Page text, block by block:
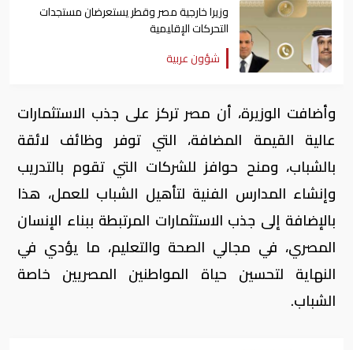
وزيرا خارجية مصر وقطر يستعرضان مستجدات
التحركات الإقليمية
شؤون عربية
وأضافت الوزيرة، أن مصر تركز على جذب الاستثمارات
عالية القيمة المضافة، التي توفر وظائف لائقة
بالشباب، ومنح حوافز للشركات التي تقوم بالتدريب
وإنشاء المدارس الفنية لتأهيل الشباب للعمل، هذا
بالإضافة إلى جذب الاستثمارات المرتبطة ببناء الإنسان
المصري، في مجالي الصحة والتعليم، ما يؤدي في
النهاية لتحسين حياة المواطنين المصريين خاصة
الشباب.